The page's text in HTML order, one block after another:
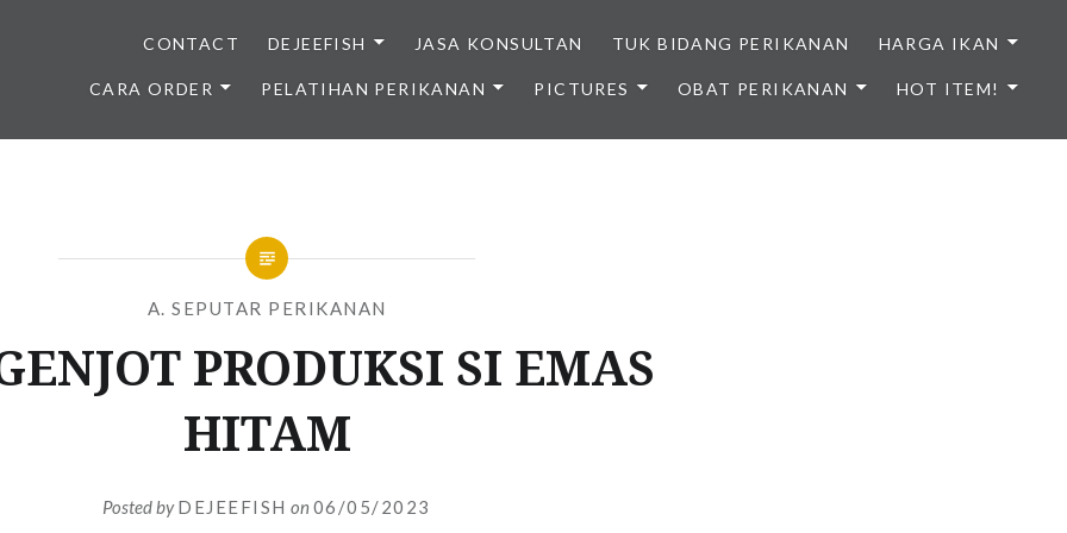
IKAN BERKUALITAS INDONESIA
CONTACT DEJEEFISH JASA KONSULTAN TUK BIDANG PERIKANAN HARGA IKAN
CARA ORDER PELATIHAN PERIKANAN PICTURES OBAT PERIKANAN HOT ITEM!
A. SEPUTAR PERIKANAN
PRODUKSI SI EMAS
HITAM
Posted byDEJEEFISH on 06/05/2023